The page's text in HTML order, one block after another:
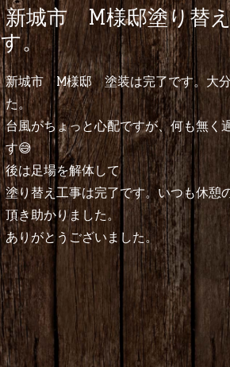
新城市 M様邸塗り替
す。
新城市 M様邸 塗装は完了です。大
た。
台風がちょっと心配ですが、何も無く
す😅
後は足場を解体して
塗り替え工事は完了です。いつも休憩
頂き助かりました。
ありがとうございました。